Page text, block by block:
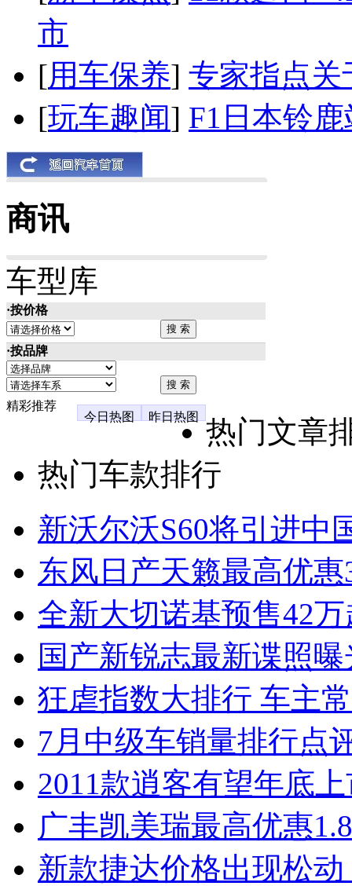
市
[用车保养] 专家指点关
[玩车趣闻] F1日本铃
商讯
车型库
·按价格
·按品牌
精彩推荐
今日热图
昨日热图
热门文章
热门车款排行
新沃尔沃S60将引进中
东风日产天籁最高优
全新大切诺基预售42
国产新锐志最新谍照
狂虐指数大排行 车主
7月中级车销量排行点
2011款逍客有望年底
广丰凯美瑞最高优惠
新款捷达价格出现松